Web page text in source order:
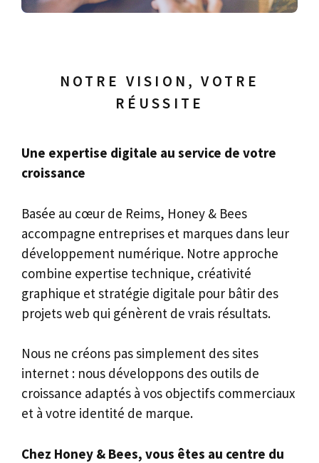
NOTRE VISION, VOTRE
RÉUSSITE
Une expertise digitale au service de votre
croissance
Basée au cœur de Reims, Honey & Bees
accompagne entreprises et marques dans leur
développement numérique. Notre approche
combine expertise technique, créativité
graphique et stratégie digitale pour bâtir des
projets web qui génèrent de vrais résultats.
Nous ne créons pas simplement des sites
internet : nous développons des outils de
croissance adaptés à vos objectifs commerciaux
et à votre identité de marque.
Chez Honey & Bees, vous êtes au centre du